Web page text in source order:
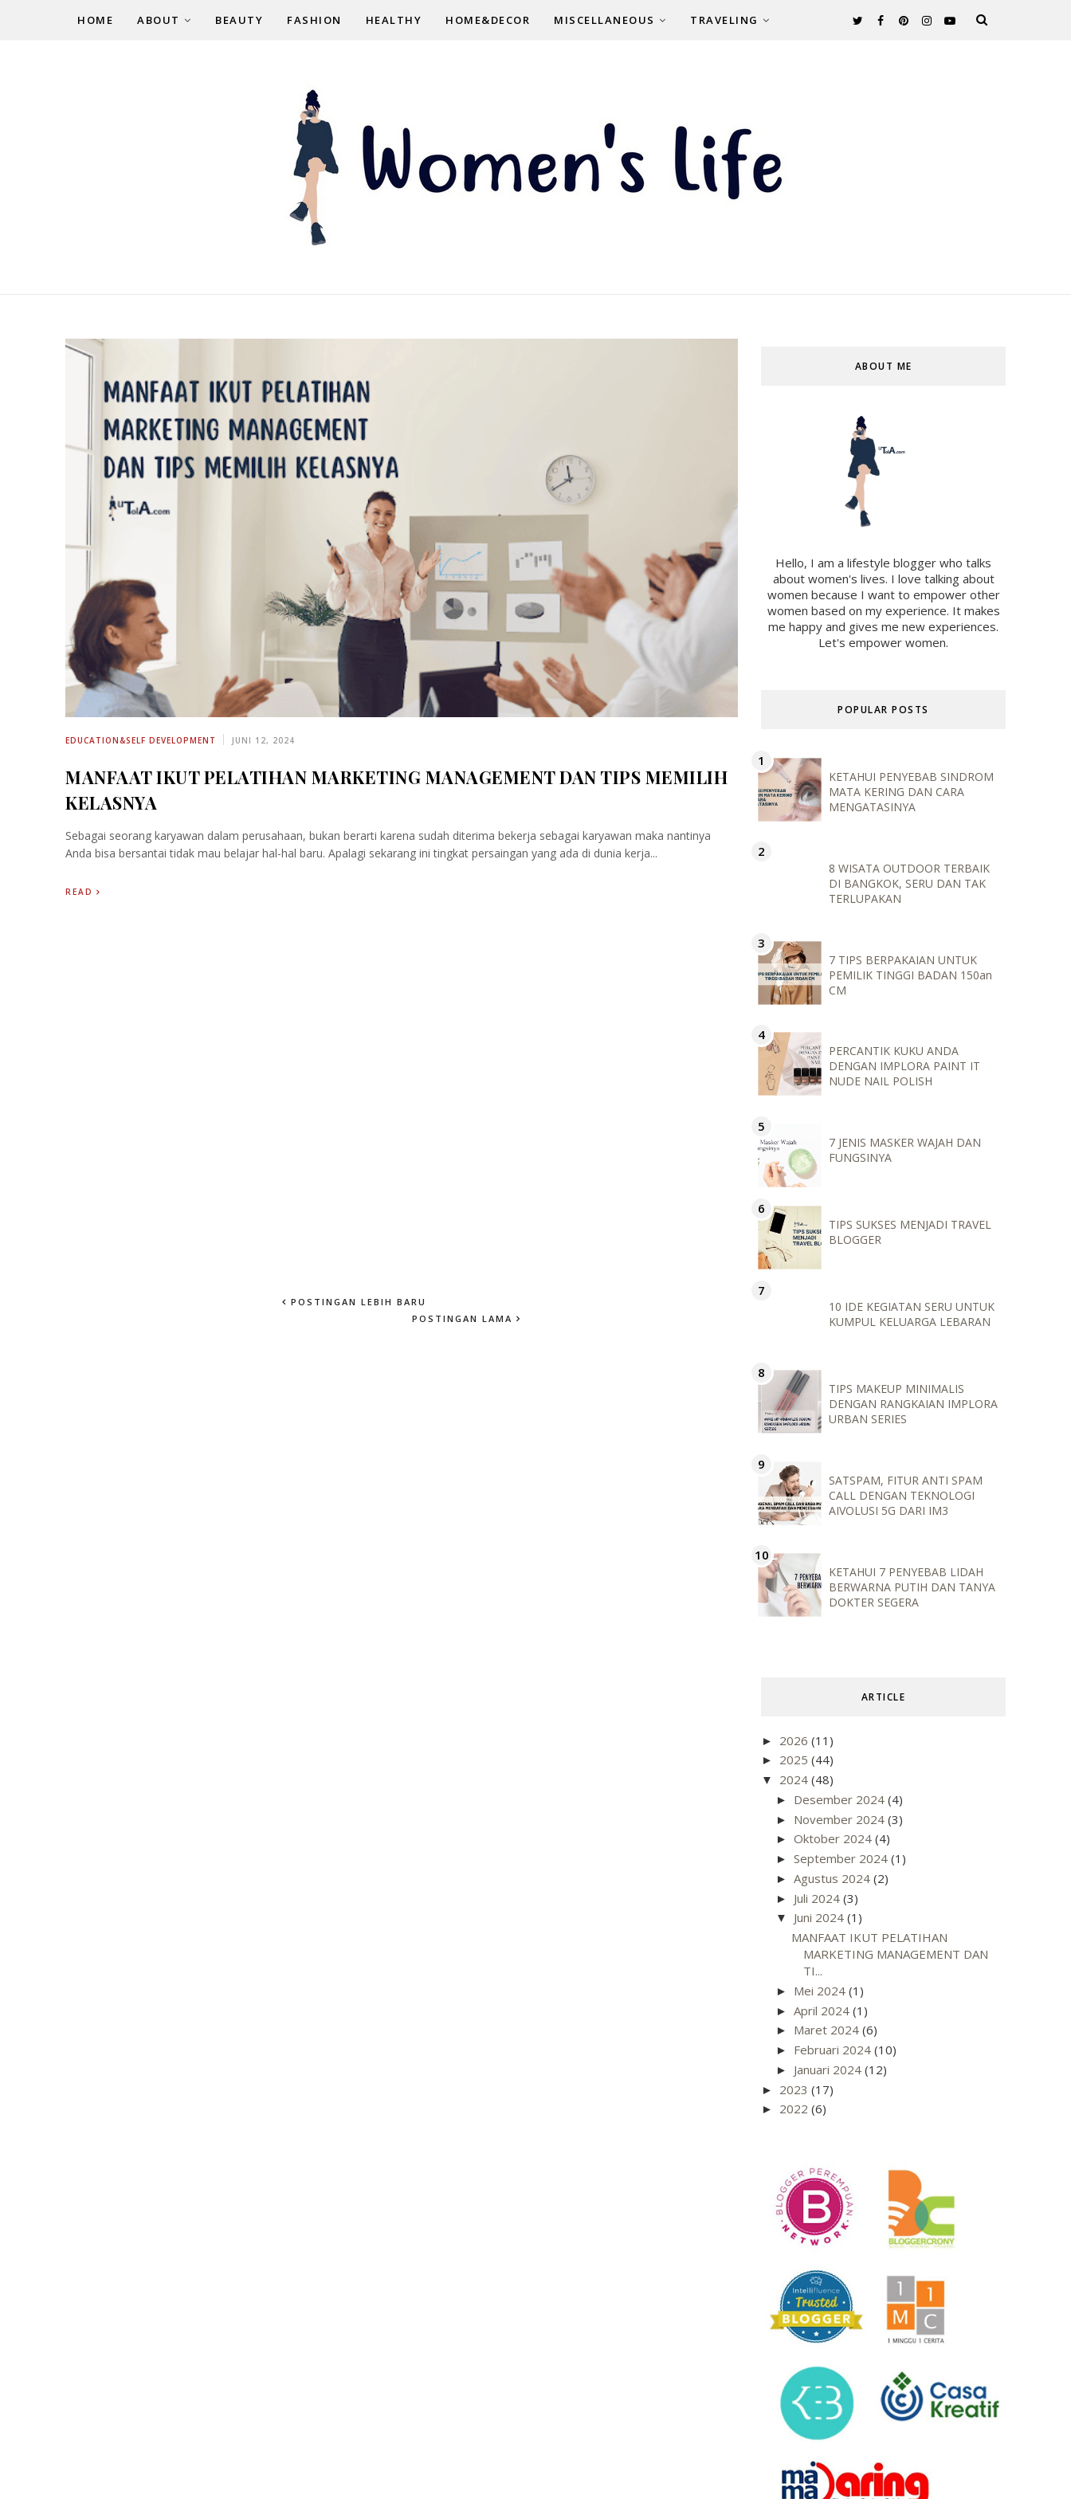
HOME ABOUT BEAUTY FASHION HEALTHY HOME&DECOR MISCELLANEOUS TRAVELING
EDUCATION&SELF DEVELOPMENT JUNI 12, 2024
MANFAAT IKUT PELATIHAN MARKETING MANAGEMENT DAN TIPS MEMILIH
KELASNYA
Sebagai seorang karyawan dalam perusahaan, bukan berarti karena sudah diterima bekerja sebagai karyawan maka nantinya
Anda bisa bersantai tidak mau belajar hal-hal baru. Apalagi sekarang ini tingkat persaingan yang ada di dunia kerja...
READ
POSTINGAN LEBIH BARU
POSTINGAN LAMA
ABOUT ME
Hello, I am a lifestyle blogger who talks
about women's lives. I love talking about
women because I want to empower other
women based on my experience. It makes
me happy and gives me new experiences.
Let's empower women.
POPULAR POSTS
KETAHUI PENYEBAB SINDROM
MATA KERING DAN CARA
MENGATASINYA
8 WISATA OUTDOOR TERBAIK
DI BANGKOK, SERU DAN TAK
TERLUPAKAN
7 TIPS BERPAKAIAN UNTUK
PEMILIK TINGGI BADAN 150an
CM
PERCANTIK KUKU ANDA
DENGAN IMPLORA PAINT IT
NUDE NAIL POLISH
7 JENIS MASKER WAJAH DAN
FUNGSINYA
TIPS SUKSES MENJADI TRAVEL
BLOGGER
10 IDE KEGIATAN SERU UNTUK
KUMPUL KELUARGA LEBARAN
TIPS MAKEUP MINIMALIS
DENGAN RANGKAIAN IMPLORA
URBAN SERIES
SATSPAM, FITUR ANTI SPAM
CALL DENGAN TEKNOLOGI
AIVOLUSI 5G DARI IM3
KETAHUI 7 PENYEBAB LIDAH
BERWARNA PUTIH DAN TANYA
DOKTER SEGERA
ARTICLE
► 2026(11)
► 2025(44)
▼ 2024(48)
► Desember 2024(4)
► November 2024(3)
►Oktober 2024(4)
►September 2024(1)
►Agustus 2024(2)
► Juli 2024(3)
▼ Juni 2024(1)
MANFAAT IKUT PELATIHAN
MARKETING MANAGEMENT DAN
TI...
► Mei 2024(1)
►April 2024(1)
► Maret 2024(6)
► Februari 2024(10)
► Januari 2024(12)
► 2023(17)
► 2022(6)